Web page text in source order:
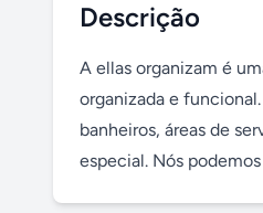
Descrição
A ellas organizam é
organizada e
banheiros, áreas de
especial. Nós